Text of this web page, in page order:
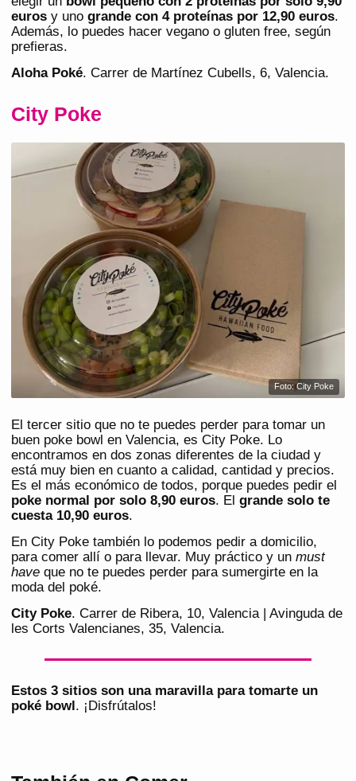
euros y uno grande con 4 proteínas por 12,90 euros.
Además, lo puedes hacer vegano o gluten free, según
prefieras.
Aloha Poké. Carrer de Martínez Cubells, 6, Valencia.
City Poke
Foto: City Poke
El tercer sitio que no te puedes perder para tomar un
buen poke bowl en Valencia, es City Poke. Lo
encontramos en dos zonas diferentes de la ciudad y
está muy bien en cuanto a calidad, cantidad y precios.
Es el más económico de todos, porque puedes pedir el
poke normal por solo 8,90 euros. El grande solo te
cuesta 10,90 euros.
En City Poke también lo podemos pedir a domicilio,
para comer allí o para llevar. Muy práctico y un must
have que no te puedes perder para sumergirte en la
moda del poké.
City Poke. Carrer de Ribera, 10, Valencia | Avinguda de
les Corts Valencianes, 35, Valencia.
Estos 3 sitios son una maravilla para tomarte un
poké bowl . ¡Disfrútalos!